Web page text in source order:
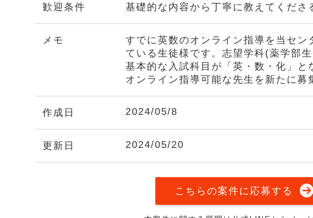
歓迎条件 基礎的な内容から丁寧に教えてくださ
メモ
すでに英数のオンライン指導を当セン
ている生徒様です。志望学科(薬学部
基本的な入試科目が「英・数・化」と
オンライン指導可能な先生を新たに募
作成日 2024/05/8
更新日 2024/05/20
こちらの案件に応募する